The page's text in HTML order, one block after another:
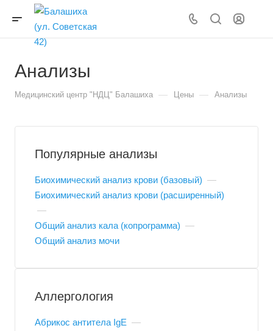
Анализы
Медицинский центр "НДЦ" Балашиха — Цены — Анализы
Популярные анализы
Биохимический анализ крови (базовый) —
Биохимический анализ крови (расширенный)
—
Общий анализ кала (копрограмма) —
Общий анализ мочи
Аллергология
Абрикос антитела IgE —